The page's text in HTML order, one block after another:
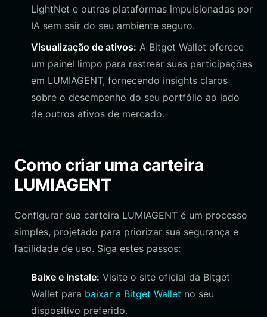
LightNet e outras plataformas impulsionadas por
IA sem sair do seu ambiente seguro.
Visualização de ativos: A Bitget Wallet oferece
um painel limpo para rastrear suas participações
em LUMIAGENT, fornecendo insights claros
sobre o desempenho do seu portfólio ao lado
de outros ativos de mercado.
Como criar uma carteira
LUMIAGENT
Configurar sua carteira LUMIAGENT é um processo
simples, projetado para priorizar sua segurança e
facilidade de uso. Siga estes passos:
Baixe e instale: Visite o site oficial da Bitget
Wallet para baixar a Bitget Wallet no seu
dispositivo preferido.